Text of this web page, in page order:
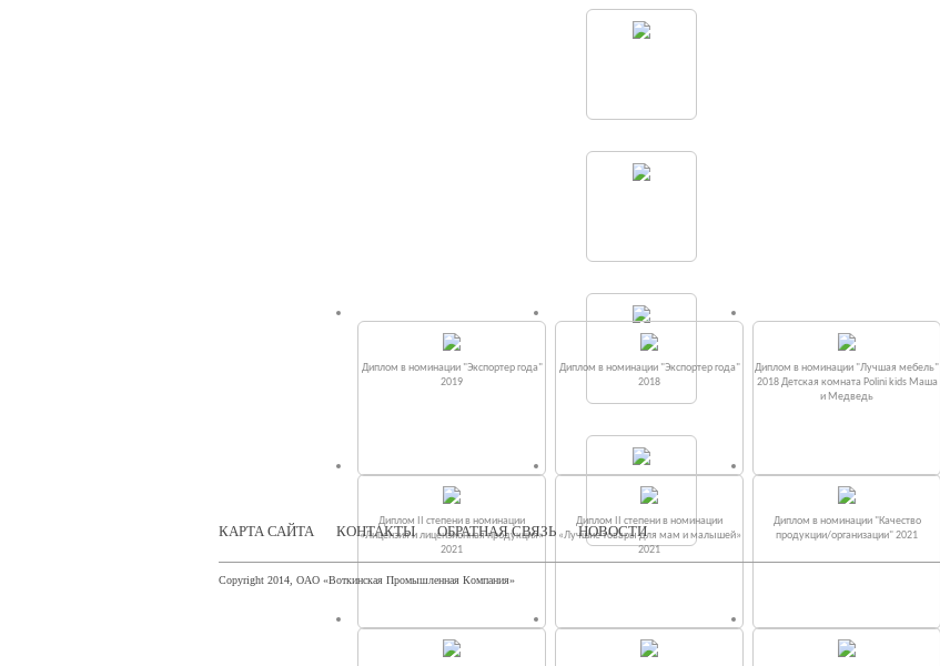
Диплом в номинации "Экспортер года"
2019
Диплом в номинации "Экспортер года"
2018
Диплом в номинации "Лучшая мебель"
2018 Детская комната Polini kids Маша
и Медведь
Диплом II степени в номинации
«Лицензия и лицензионная продукция»
2021
Диплом II степени в номинации
«Лучшие товары для мам и малышей»
2021
Диплом в номинации "Качество
продукции/организации" 2021
КАРТА САЙТА КОНТАКТЫ ОБРАТНАЯ СВЯЗЬ НОВОСТИ
Copyright 2014, ОАО «Воткинская Промышленная Компания»